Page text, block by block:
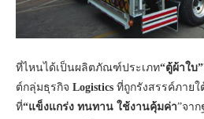
ที่ไหนได้เป็นผลิตภัณฑ์ประเภท“ตู้ผ้าใบ”
ต์กลุ่มธุรกิจ Logistics ที่ถูกรังสรรค์ภาย
ที่“แข็งแกร่ง ทนทาน ใช้งานคุ้มค่า”จา